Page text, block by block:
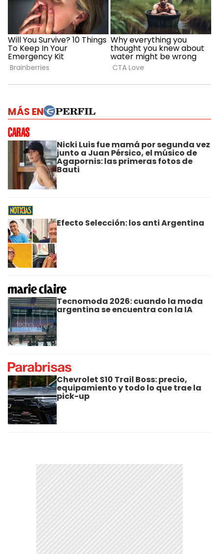
MÁS EN
Nicki Luis fue mamá por segunda vez
junto a Juan Pérsico, el músico de
Agapornis: las primeras fotos de
Bauti
Efecto Selección: los anti Argentina
Tecnomoda 2026: cuando la moda
argentina se encuentra con la IA
Chevrolet S10 Trail Boss: precio,
equipamiento y todo lo que trae la
pick-up